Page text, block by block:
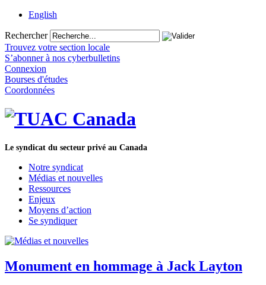
English
Rechercher
Trouvez votre section locale
S’abonner à nos cyberbulletins
Connexion
Bourses d'études
Coordonnées
Le syndicat du secteur privé au Canada
Notre syndicat
Médias et nouvelles
Ressources
Enjeux
Moyens d’action
Se syndiquer
Monument en hommage à Jack Layton